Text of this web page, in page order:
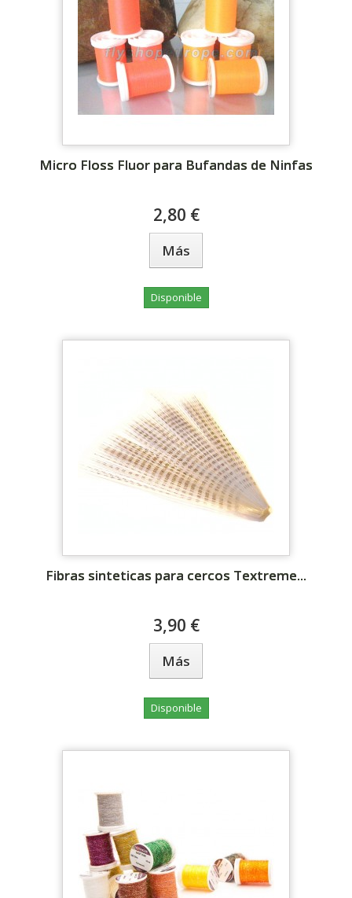
Micro Floss Fluor para Bufandas de Ninfas
2,80 €
Más
Disponible
Fibras sinteticas para cercos Textreme...
3,90 €
Más
Disponible